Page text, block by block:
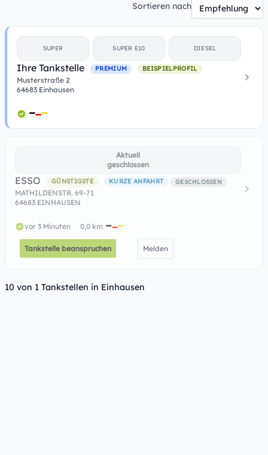
Sortieren nach
SUPER SUPER E10 DIESEL
Ihre Tankstelle PREMIUM BEISPIELPROFIL
Musterstraße 2
64683 Einhausen
Aktuell
geschlossen
ESSO GÜNSTIGSTE KURZE ANFAHRT GESCHLOSSEN
MATHILDENSTR. 69-71
64683 EINHAUSEN
vor 3 Minuten 0,0 km
Tankstelle beanspruchen Melden
10 von 1 Tankstellen in Einhausen